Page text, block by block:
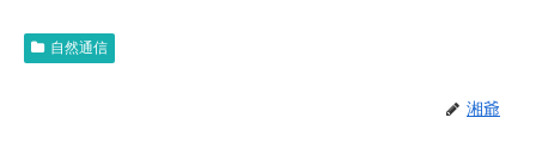
自然通信
湘爺